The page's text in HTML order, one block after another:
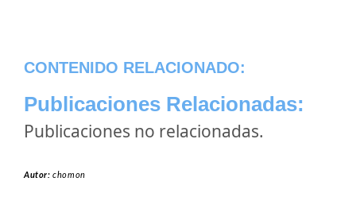
CONTENIDO RELACIONADO:
Publicaciones Relacionadas:
Publicaciones no relacionadas.
Autor:chomon